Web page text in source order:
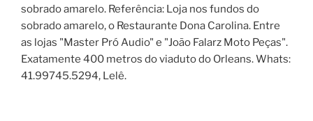
sobrado amarelo. Referência: Loja nos fundos do
sobrado amarelo, o Restaurante Dona Carolina. Entre
as lojas "Master Pró Audio" e "João Falarz Moto Peças".
Exatamente 400 metros do viaduto do Orleans. Whats:
41.99745.5294, Lelê.